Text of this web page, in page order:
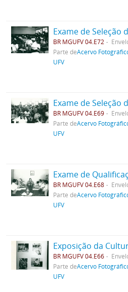
Exame de Seleção
BR MGUFV 04.E72
Parte deAcervo
UFV
Exame de Seleção
BR MGUFV 04.E69
Parte deAcervo
UFV
Exame de
BR MGUFV 04.E68
Parte deAcervo
UFV
BR MGUFV 04.E66
Parte deAcervo
UFV